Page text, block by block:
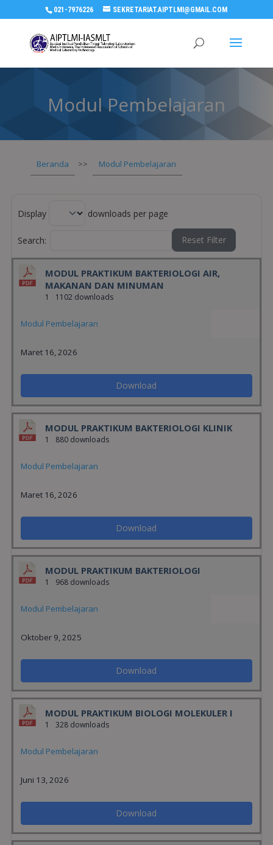
021-7976226 SEKRETARIAT.AIPTLMI@GMAIL.COM
Modul Pembelajaran
Beranda >> Modul Pembelajaran
Display downloads per page
Search: Reset Filter
MODUL PRAKTIKUM BAKTERIOLOGI AIR,
MAKANAN DAN MINUMAN
1 1102 downloads
Modul Pembelajaran
Maret 16, 2026
Download
MODUL PRAKTIKUM BAKTERIOLOGI KLINIK
1 880 downloads
Modul Pembelajaran
Maret 16, 2026
Download
MODUL PRAKTIKUM BAKTERIOLOGI
1 968 downloads
Modul Pembelajaran
Oktober 9, 2025
Download
MODUL PRAKTIKUM BIOLOGI MOLEKULER I
1 328 downloads
Modul Pembelajaran
Juni 13, 2026
Download